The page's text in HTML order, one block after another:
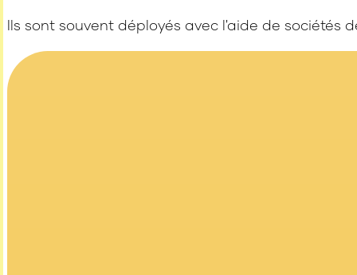
Ils sont souvent déployés avec l'aide de sociétés